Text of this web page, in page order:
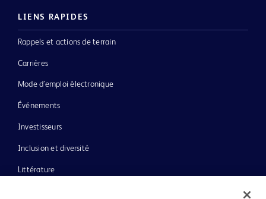
LIENS RAPIDES
Rappels et actions de terrain
Carrières
Mode d’emploi électronique
Événements
Investisseurs
Inclusion et diversité
Littérature